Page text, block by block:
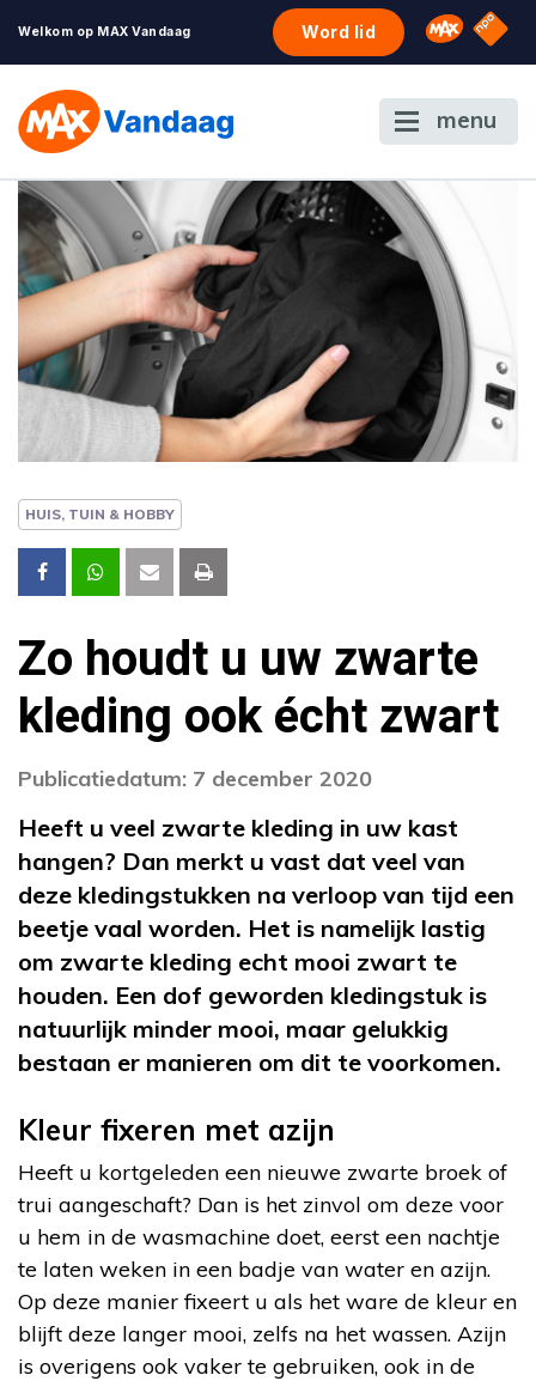
Welkom op MAX Vandaag Word lid Omroep
NPO
menu
HUIS, TUIN & HOBBY
Zo houdt u uw zwarte
kleding ook écht zwart
Publicatiedatum: 7 december 2020
Heeft u veel zwarte kleding in uw kast
hangen? Dan merkt u vast dat veel van
deze kledingstukken na verloop van tijd een
beetje vaal worden. Het is namelijk lastig
om zwarte kleding echt mooi zwart te
houden. Een dof geworden kledingstuk is
natuurlijk minder mooi, maar gelukkig
bestaan er manieren om dit te voorkomen.
Kleur fixeren met azijn
Heeft u kortgeleden een nieuwe zwarte broek of
trui aangeschaft? Dan is het zinvol om deze voor
u hem in de wasmachine doet, eerst een nachtje
te laten weken in een badje van water en azijn.
Op deze manier fixeert u als het ware de kleur en
blijft deze langer mooi, zelfs na het wassen. Azijn
is overigens ook vaker te gebruiken, ook in de